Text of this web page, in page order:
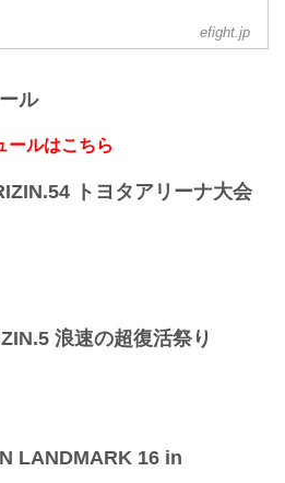
efight.jp
ル
ルはこちら
トヨタアリーナ大会
浪速の超復活祭り
LANDMARK 16 in